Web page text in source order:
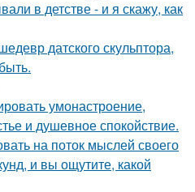
в детстве - и я скажу, как
датского скульптора,
умонастроение,
и душевное спокойствие.
на поток мыслей своего
и вы ощутите, какой